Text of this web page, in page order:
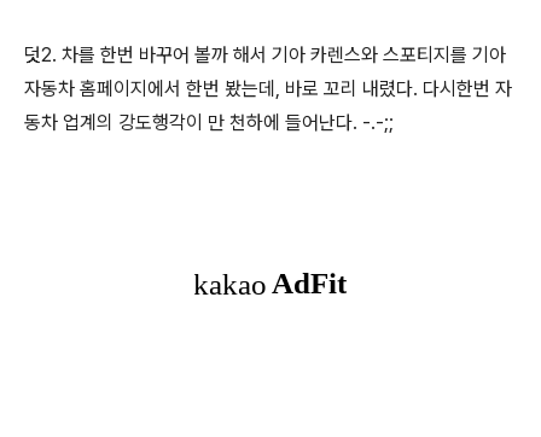
덧2. 차를 한번 바꾸어 볼까 해서 기아 카렌스와 스포티지를 기아
자동차 홈페이지에서 한번 봤는데, 바로 꼬리 내렸다. 다시한번 자
동차 업계의 강도행각이 만 천하에 들어난다. -.-;;